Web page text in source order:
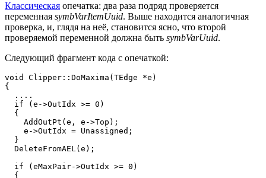
Классическая опечатка: два раза подряд проверяется
переменная symbVarItemUuid. Выше находится аналогичная
проверка, и, глядя на неё, становится ясно, что второй
проверяемой переменной должна быть symbVarUuid.
Следующий фрагмент кода с опечаткой:
void Clipper::DoMaxima(TEdge *e)
{
  ....
  if (e->OutIdx >= 0)
  {
    AddOutPt(e, e->Top);
    e->OutIdx = Unassigned;
  }
  DeleteFromAEL(e);
  if (eMaxPair->OutIdx >= 0)
  {